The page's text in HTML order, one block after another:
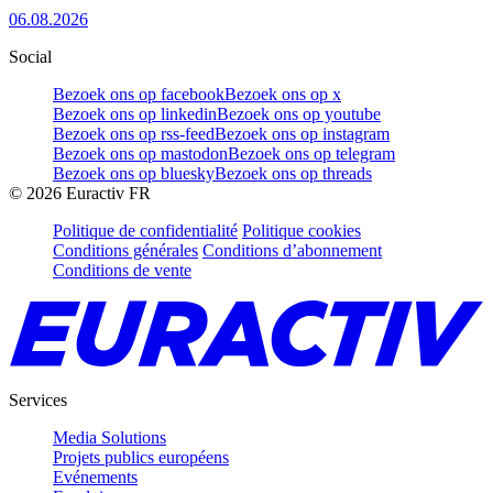
06.08.2026
Social
Bezoek ons op facebookBezoek ons op x
Bezoek ons op linkedinBezoek ons op youtube
Bezoek ons op rss-feedBezoek ons op instagram
Bezoek ons op mastodonBezoek ons op telegram
Bezoek ons op blueskyBezoek ons op threads
© 2026 Euractiv FR
Politique de confidentialité Politique cookies
Conditions générales Conditions d’abonnement
Conditions de vente
Services
Media Solutions
Projets publics européens
Evénements